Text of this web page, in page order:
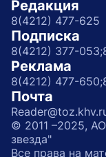
Редакция
8(4212) 477-625
Подписка
8(4212) 377-053;
Реклама
8(4212) 477-650;
Почта
© 2011 –2025,
звезда"
Все права на